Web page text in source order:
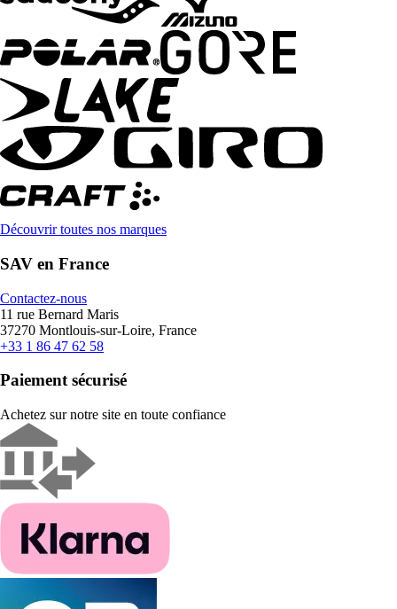
Découvrir toutes nos marques
SAV en France
Contactez-nous
11 rue Bernard Maris
37270 Montlouis-sur-Loire, France
+33 1 86 47 62 58
Paiement sécurisé
Achetez sur notre site en toute confiance